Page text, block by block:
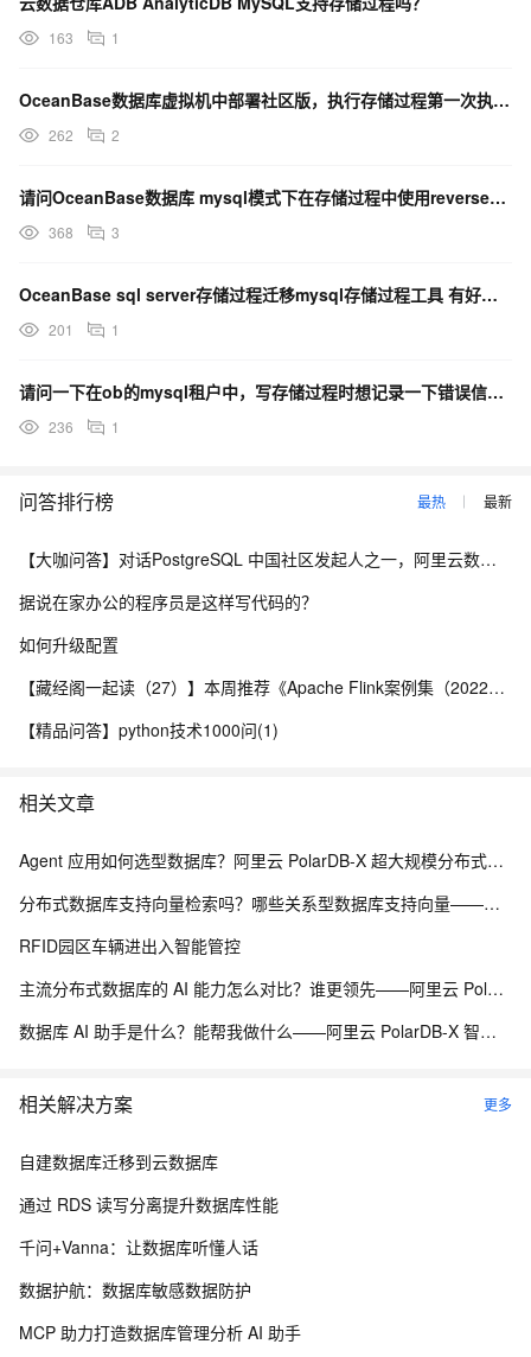
163 1
OceanBase数据库虚拟机中部署社区版，执行存储过程第一次执行特别慢，跟服务器内存有关吗？
262 2
请问OceanBase数据库 mysql模式下在存储过程中使用reverse函数数据丢失，该咋办？
368 3
OceanBase sql server存储过程迁移mysql存储过程工具 有好用的吗？给推荐一下
201 1
请问一下在ob的mysql租户中，写存储过程时想记录一下错误信息。有什么方法可以记录吗？就是抛出日常
236 1
问答排行榜 最热 最新
【大咖问答】对话PostgreSQL 中国社区发起人之一，阿里云数据库高级专家 德哥
据说在家办公的程序员是这样写代码的？
如何升级配置
【藏经阁一起读（27）】本周推荐《Apache Flink案例集（2022版）》，你有哪些心得？
【精品问答】python技术1000问(1)
相关文章
Agent 应用如何选型数据库？阿里云 PolarDB-X 超大规模分布式数据承载能力解析
分布式数据库支持向量检索吗？哪些关系型数据库支持向量——阿里云 PolarDB-X 海量分布式承载能力解析
RFID园区车辆进出入智能管控
主流分布式数据库的 AI 能力怎么对比？谁更领先——阿里云 PolarDB-X 分布式 AI 承载能力解析
数据库 AI 助手是什么？能帮我做什么——阿里云 PolarDB-X 智能诊断与自治运维能力解析
相关解决方案 更多
自建数据库迁移到云数据库
通过 RDS 读写分离提升数据库性能
千问+Vanna：让数据库听懂人话
数据护航：数据库敏感数据防护
MCP 助力打造数据库管理分析 AI 助手